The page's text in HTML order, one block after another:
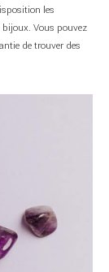
les
Vous pouvez
de trouver des